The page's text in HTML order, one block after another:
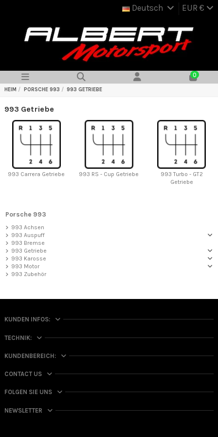
Deutsch EUR €
0
HEIM PORSCHE 993 993 GETRIEBE
993 Getriebe
993 Carrera Getriebe 993 RS - Cup Getriebe
993 Turbo - GT2
Getriebe
Porsche 993
993 Achsen
993 Auspuff
993 Bremse
993 Getriebe
993 Karosse
993 Motor
993 Zubehör
KUNDEN INFOS:
TECHNIK:
KUNDENBEREICH:
CONTACT US
FOLGEN SIE UNS
NEWSLETTER